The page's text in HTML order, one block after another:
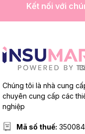
Kết nối với
Chúng tôi là nhà cung
chuyên cung cấp các
nghiệp
Mã số thuế: